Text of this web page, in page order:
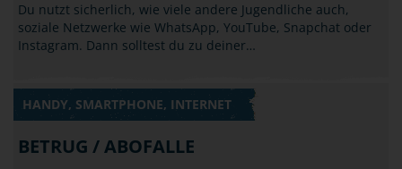
Du nutzt sicherlich, wie viele andere Jugendliche auch,
soziale Netzwerke wie WhatsApp, YouTube, Snapchat oder
Instagram. Dann solltest du zu deiner…
HANDY, SMARTPHONE, INTERNET
BETRUG / ABOFALLE